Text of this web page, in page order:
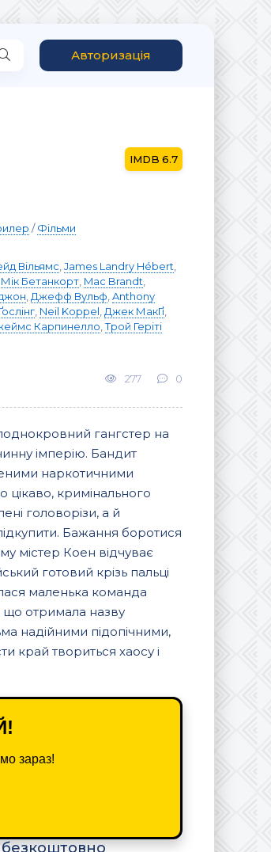
Авторизація
6.7
/Фільми
Вільямс James Landry Hébert
Мік Бетанкорт Mac Brandt
Джефф Вульф Anthony
Neil Koppel Джек МакҐі
Карпинелло ,Трой Геріті
277 0
гангстер на
імперію. Бандит
наркотичними
цікаво, кримінального
головорізи, а й
Бажання боротися
містер Коен відчуває
готовий крізь пальці
маленька команда
що отримала назву
надійними підопічними,
край твориться хаосу і
зараз!
безкоштовно